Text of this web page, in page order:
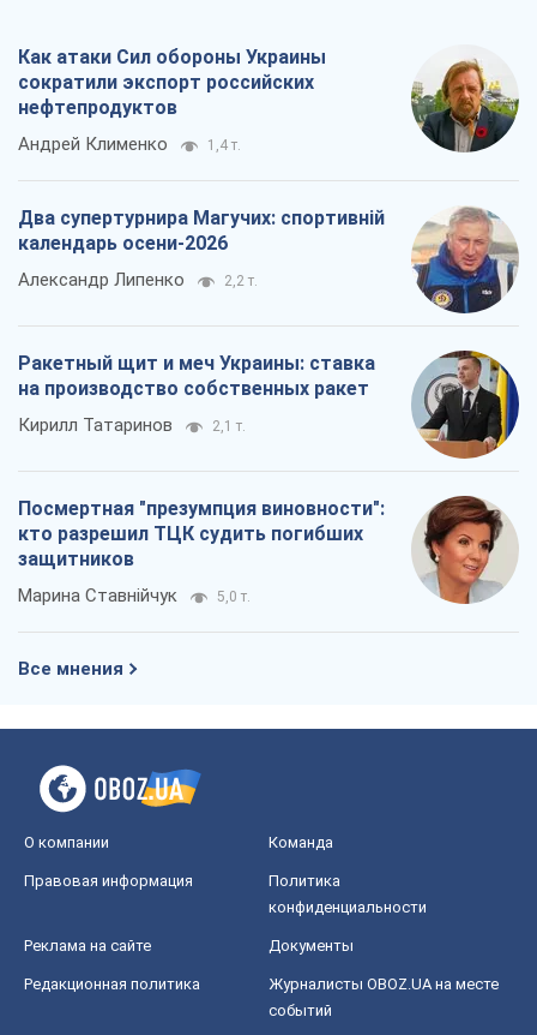
Как атаки Сил обороны Украины
сократили экспорт российских
нефтепродуктов
Андрей Клименко 1,4 т.
Два супертурнира Магучих: спортивній
календарь осени-2026
Александр Липенко 2,2 т.
Ракетный щит и меч Украины: ставка
на производство собственных ракет
Кирилл Татаринов 2,1 т.
Посмертная "презумпция виновности":
кто разрешил ТЦК судить погибших
защитников
Марина Ставнійчук 5,0 т.
Все мнения
О компании Команда
Правовая информация
Политика
конфиденциальности
Реклама на сайте Документы
Редакционная политика
Журналисты OBOZ.UA на месте
событий